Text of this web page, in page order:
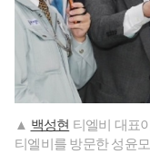
▲ 백성현 티엘비 대표
티엘비를 방문한 성윤